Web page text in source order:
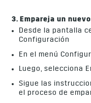
3. Empareja un
Desde la pantalla
Configuración
En el menú
Luego, selecciona
Sigue las
el proceso de